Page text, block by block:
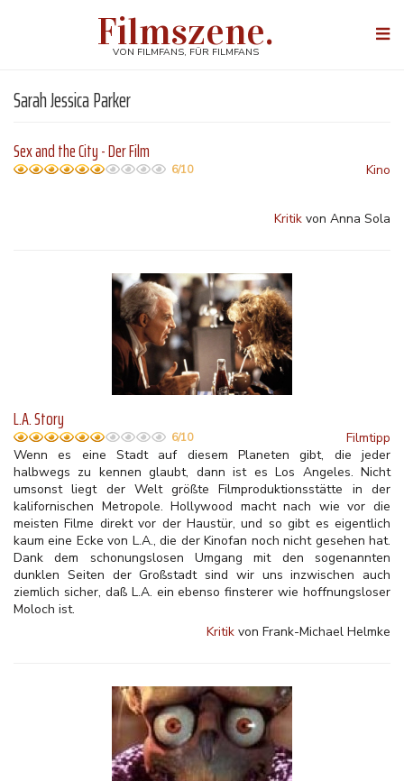
Filmszene.
VON FILMFANS, FÜR FILMFANS
Sarah Jessica Parker
Sex and the City - Der Film
6/10 Kino
Kritik von Anna Sola
L.A. Story
6/10
Filmtipp
Wenn es eine Stadt auf diesem Planeten gibt, die jeder
halbwegs zu kennen glaubt, dann ist es Los Angeles. Nicht
umsonst liegt der Welt größte Filmproduktionsstätte in der
kalifornischen Metropole. Hollywood macht nach wie vor die
meisten Filme direkt vor der Haustür, und so gibt es eigentlich
kaum eine Ecke von L.A., die der Kinofan noch nicht gesehen hat.
Dank dem schonungslosen Umgang mit den sogenannten
dunklen Seiten der Großstadt sind wir uns inzwischen auch
ziemlich sicher, daß L.A. ein ebenso finsterer wie hoffnungsloser
Moloch ist.
Kritik von Frank-Michael Helmke